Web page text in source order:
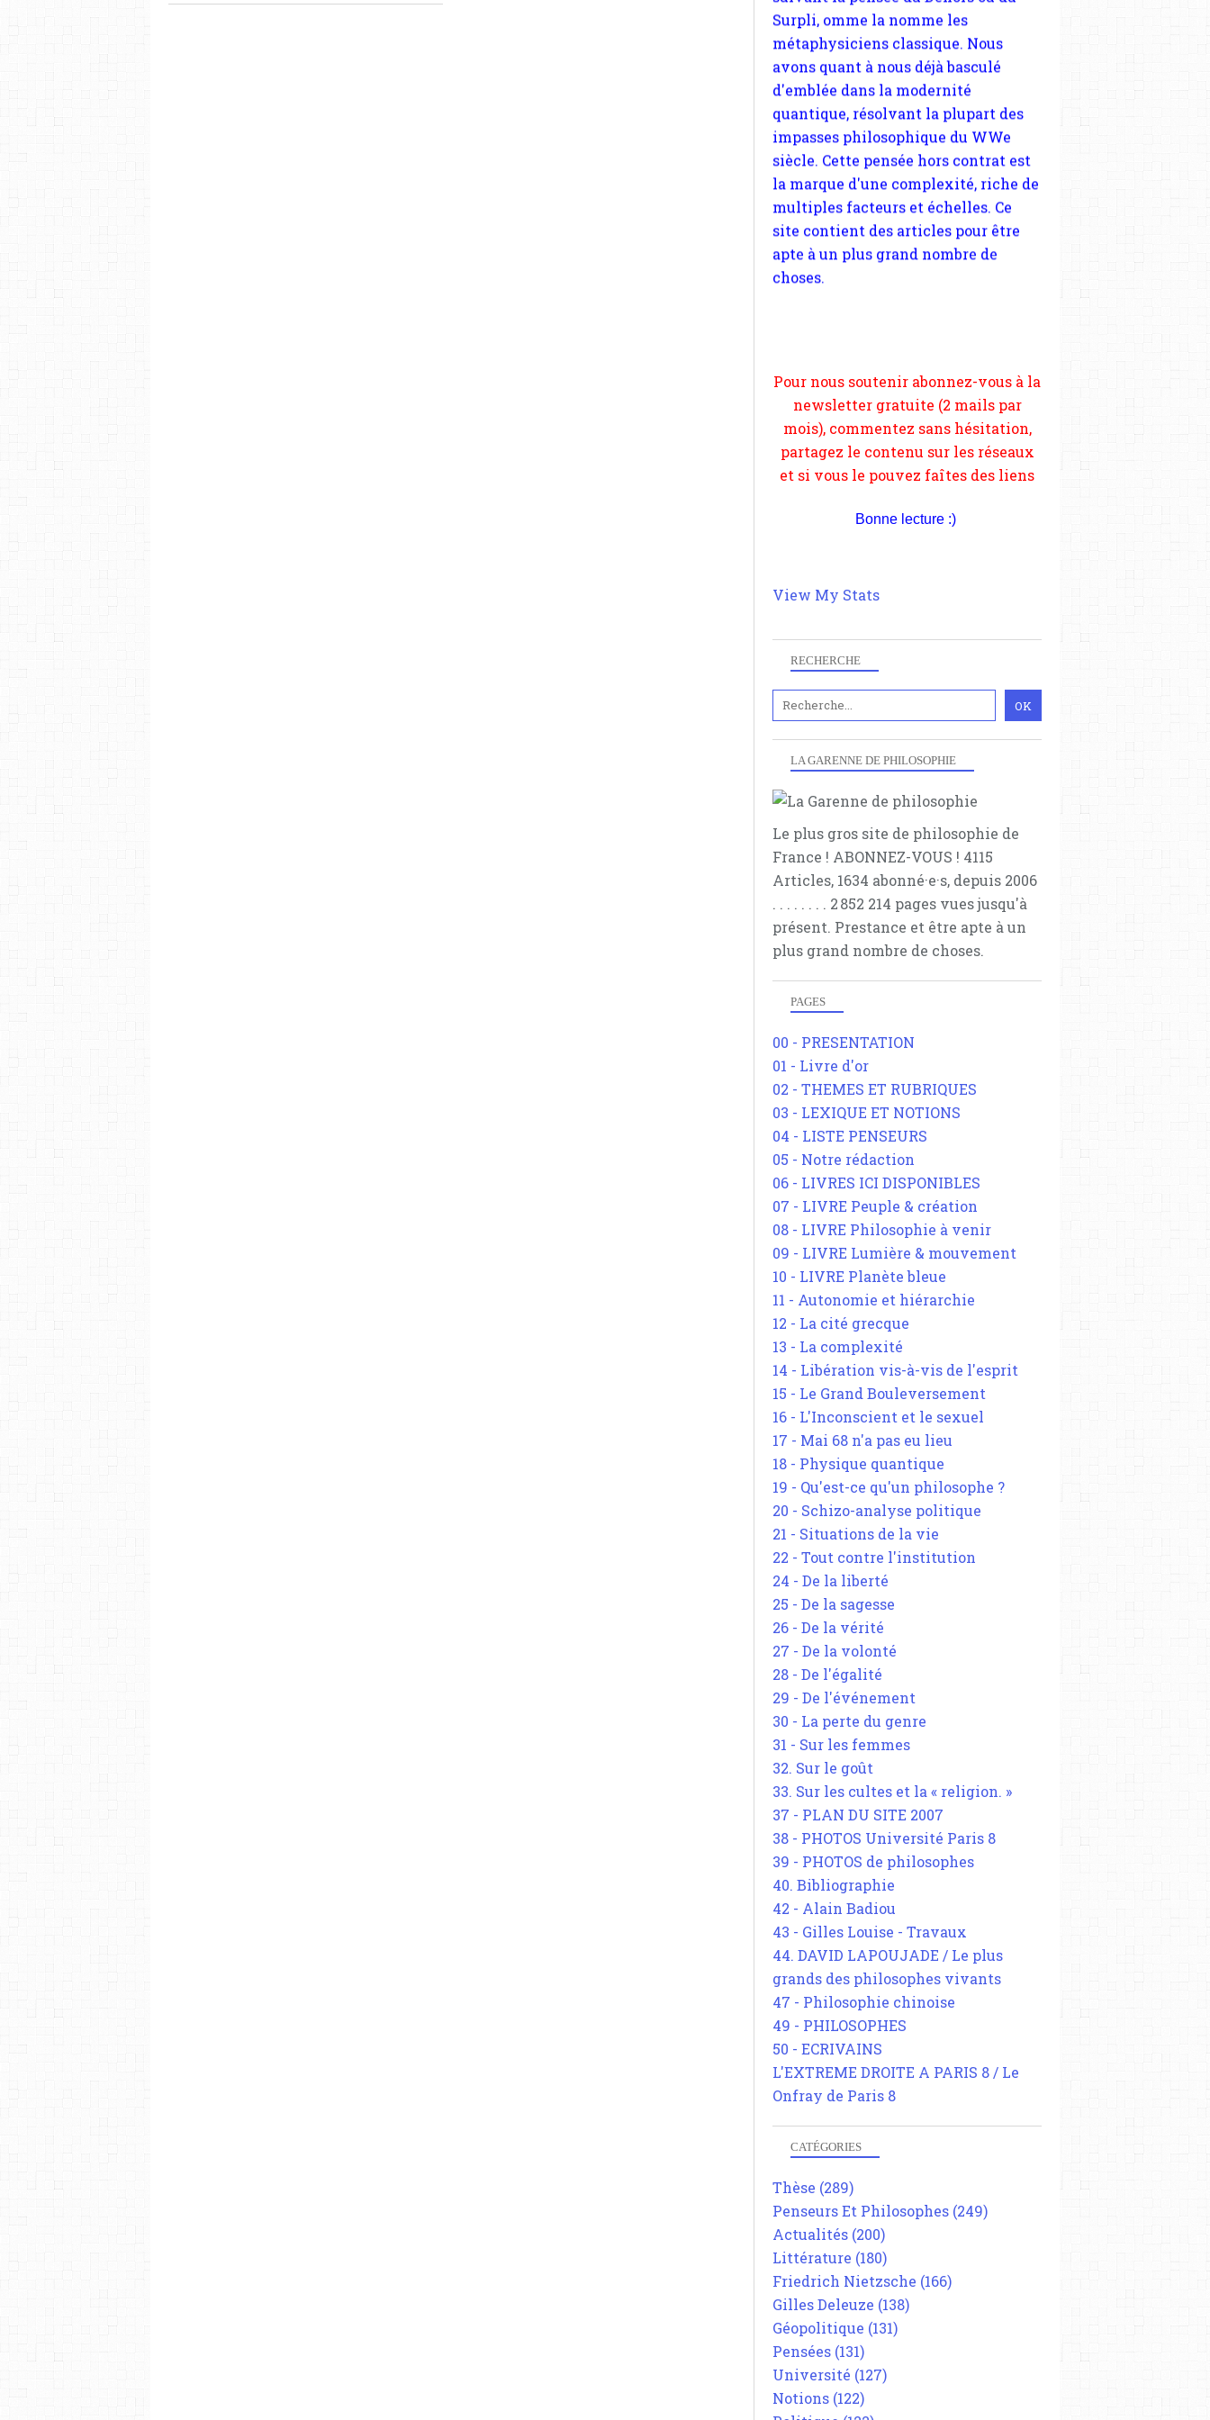
RECHERCHE
LA GARENNE DE PHILOSOPHIE
Le plus gros site de philosophie de
France ! ABONNEZ-VOUS ! 4115
Articles, 1634 abonné·e·s, depuis 2006
. . . . . . . . 2 852 214 pages vues jusqu'à
présent. Prestance et être apte à un
plus grand nombre de choses.
PAGES
00 - PRESENTATION
01 - Livre d'or
02 - THEMES ET RUBRIQUES
03 - LEXIQUE ET NOTIONS
04 - LISTE PENSEURS
05 - Notre rédaction
06 - LIVRES ICI DISPONIBLES
07 - LIVRE Peuple & création
08 - LIVRE Philosophie à venir
09 - LIVRE Lumière & mouvement
10 - LIVRE Planète bleue
11 - Autonomie et hiérarchie
12 - La cité grecque
13 - La complexité
14 - Libération vis-à-vis de l'esprit
15 - Le Grand Bouleversement
16 - L'Inconscient et le sexuel
17 - Mai 68 n'a pas eu lieu
18 - Physique quantique
19 - Qu'est-ce qu'un philosophe ?
20 - Schizo-analyse politique
21 - Situations de la vie
22 - Tout contre l'institution
24 - De la liberté
25 - De la sagesse
26 - De la vérité
27 - De la volonté
28 - De l'égalité
29 - De l'événement
30 - La perte du genre
31 - Sur les femmes
32. Sur le goût
33. Sur les cultes et la « religion. »
37 - PLAN DU SITE 2007
38 - PHOTOS Université Paris 8
39 - PHOTOS de philosophes
40. Bibliographie
42 - Alain Badiou
43 - Gilles Louise - Travaux
44. DAVID LAPOUJADE / Le plus
grands des philosophes vivants
47 - Philosophie chinoise
49 - PHILOSOPHES
50 - ECRIVAINS
L'EXTREME DROITE A PARIS 8 / Le
Onfray de Paris 8
CATÉGORIES
Thèse (289)
Penseurs Et Philosophes (249)
Actualités (200)
Littérature (180)
Friedrich Nietzsche (166)
Gilles Deleuze (138)
Géopolitique (131)
Pensées (131)
Université (127)
Notions (122)
quantique, résolvant la plupart des
impasses philosophique du WWe
siècle. Cette pensée hors contrat est
la marque d'une complexité, riche de
multiples facteurs et échelles. Ce
site contient des articles pour être
apte à un plus grand nombre de
choses.
et si vous le pouvez faîtes des liens
depuis votre site.
Bonne lecture :)
View My Stats